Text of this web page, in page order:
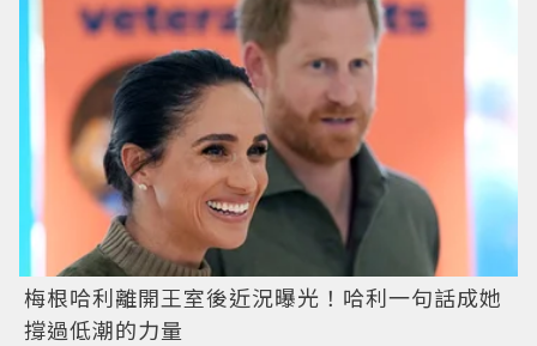
梅根哈利離開王室後近況曝光！哈利一句話成她
撐過低潮的力量